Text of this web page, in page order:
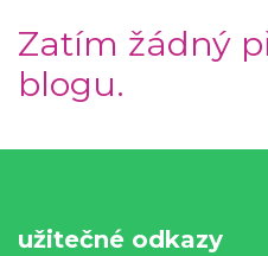
Zatím žádný
blogu.
užitečné odkazy